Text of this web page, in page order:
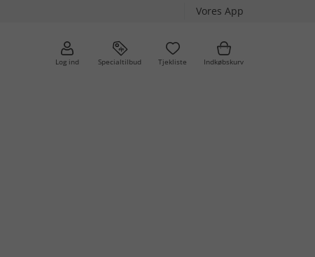
Vores App
Log ind Specialtilbud Tjekliste Indkøbskurv